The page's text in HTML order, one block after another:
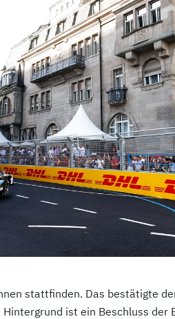
stattfinden. Das bestätigte
ist ein Beschluss der